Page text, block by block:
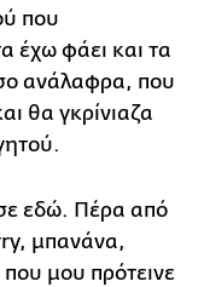
που
έχω φάει και τα
ανάλαφρα, που
θα γκρίνιαζα
εδώ. Πέρα από
μπανάνα,
μου πρότεινε